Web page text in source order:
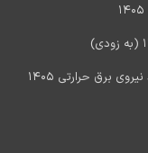
آخرین اخبار استخدام شرکت مادر تخصصی تولید نیروی برق حرارتی 1405